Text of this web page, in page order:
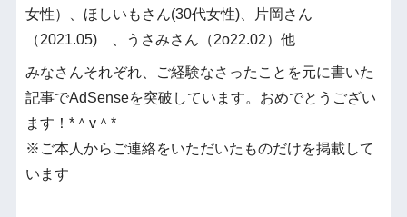
女性）、ほしいもさん(30代女性)、片岡さん
（2021.05) 、うさみさん（2o22.02）他
みなさんそれぞれ、ご経験なさったことを元に書いた
記事でAdSenseを突破しています。おめでとうござい
ます！*＾v＾*
※ご本人からご連絡をいただいたものだけを掲載して
います